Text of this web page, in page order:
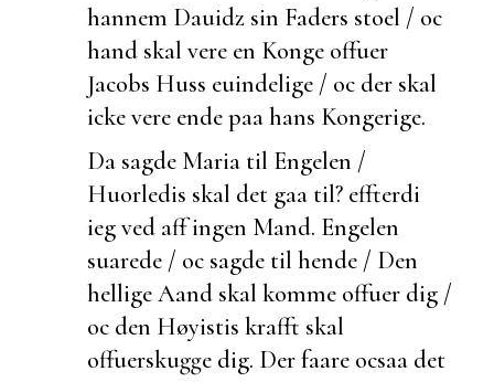
hannem Dauidz sin Faders stoel / oc
hand skal vere en Konge offuer
Jacobs Huss euindelige / oc der skal
icke vere ende paa hans Kongerige.
Da sagde Maria til Engelen /
Huorledis skal det gaa til? effterdi
ieg ved aff ingen Mand. Engelen
suarede / oc sagde til hende / Den
hellige Aand skal komme offuer dig /
oc den Høyistis krafft skal
offuerskugge dig. Der faare ocsaa det